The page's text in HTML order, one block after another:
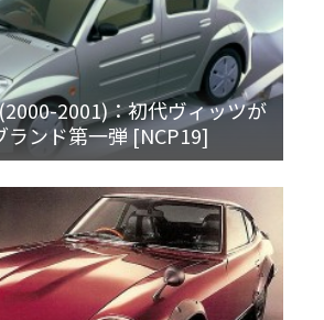
2001)：初代ヴィッツが
ランド第一弾 [NCP19]